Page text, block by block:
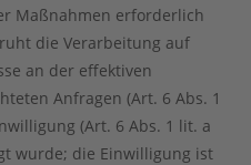
Maßnahmen erforderlich
die Verarbeitung auf
an der effektiven
Anfragen (Art. 6 Abs. 1
(Art. 6 Abs. 1 lit. a
wurde; die Einwilligung ist